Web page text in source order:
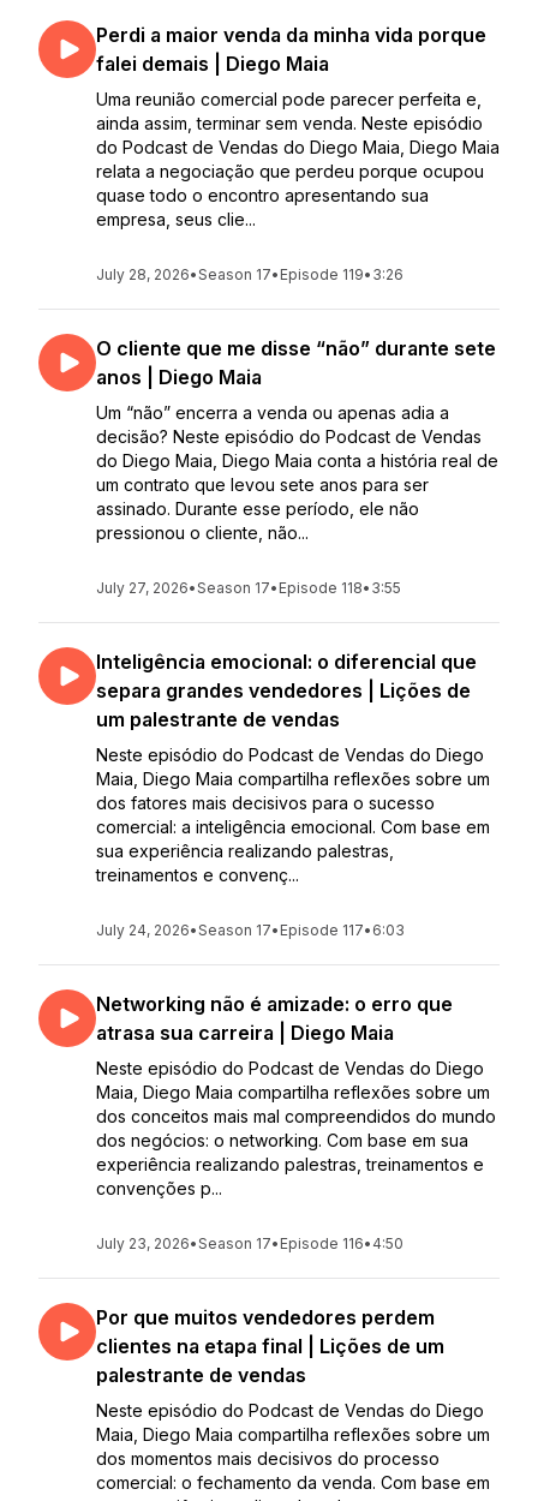
Perdi a maior venda da minha vida porque
falei demais | Diego Maia
Uma reunião comercial pode parecer perfeita e,
ainda assim, terminar sem venda. Neste episódio
do Podcast de Vendas do Diego Maia, Diego Maia
relata a negociação que perdeu porque ocupou
quase todo o encontro apresentando sua
empresa, seus clie...
July 28, 2026•Season 17• Episode 119• 3:26
O cliente que me disse “não” durante sete
anos | Diego Maia
Um “não” encerra a venda ou apenas adia a
decisão? Neste episódio do Podcast de Vendas
do Diego Maia, Diego Maia conta a história real de
um contrato que levou sete anos para ser
assinado. Durante esse período, ele não
pressionou o cliente, não...
July 27, 2026•Season 17• Episode 118• 3:55
Inteligência emocional: o diferencial que
separa grandes vendedores | Lições de
um palestrante de vendas
Neste episódio do Podcast de Vendas do Diego
Maia, Diego Maia compartilha reflexões sobre um
dos fatores mais decisivos para o sucesso
comercial: a inteligência emocional. Com base em
sua experiência realizando palestras,
treinamentos e convenç...
July 24, 2026•Season 17• Episode 117• 6:03
Networking não é amizade: o erro que
atrasa sua carreira | Diego Maia
Neste episódio do Podcast de Vendas do Diego
Maia, Diego Maia compartilha reflexões sobre um
dos conceitos mais mal compreendidos do mundo
dos negócios: o networking. Com base em sua
experiência realizando palestras, treinamentos e
convenções p...
July 23, 2026•Season 17• Episode 116• 4:50
Por que muitos vendedores perdem
clientes na etapa final | Lições de um
palestrante de vendas
Neste episódio do Podcast de Vendas do Diego
Maia, Diego Maia compartilha reflexões sobre um
dos momentos mais decisivos do processo
comercial: o fechamento da venda. Com base em